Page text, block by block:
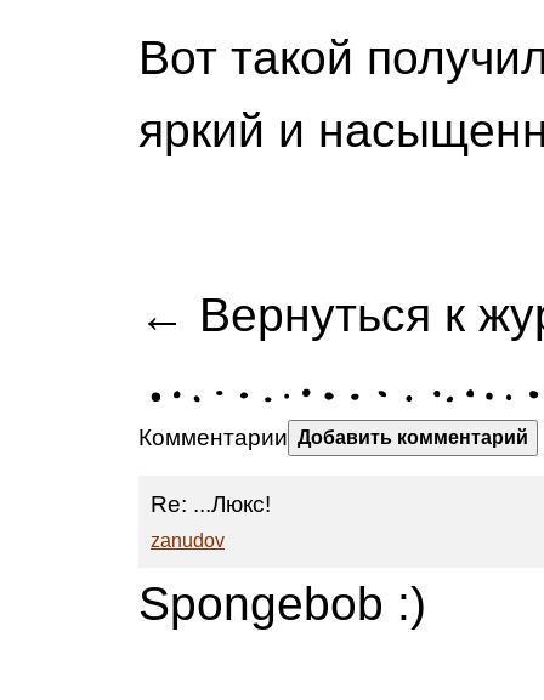
Вот такой
яркий и
← Вернуться к
Комментарии Добавить комментарий
Re: ...Люкс!
zanudov
Spongebob :)